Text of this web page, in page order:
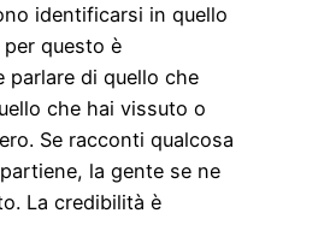
identificarsi in quello
questo è
parlare di quello che
che hai vissuto o
Se racconti qualcosa
la gente se ne
La credibilità è